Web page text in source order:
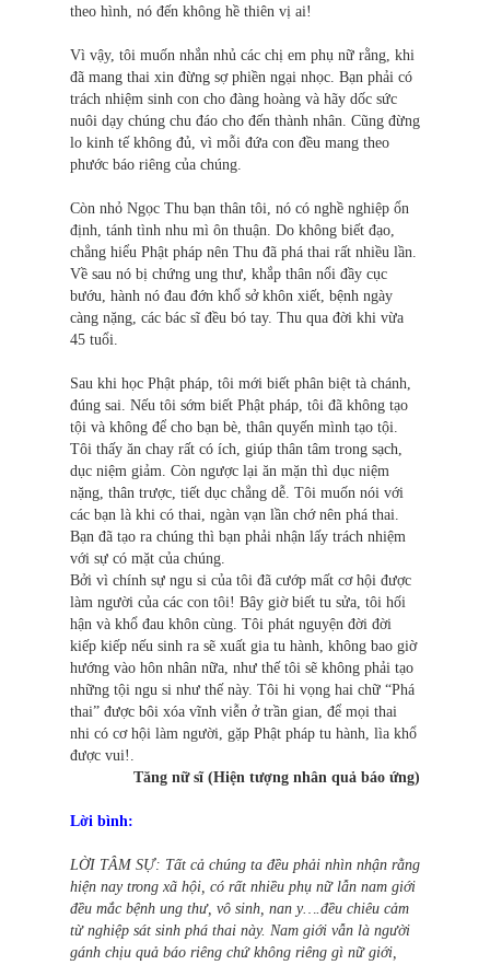
theo hình, nó đến không hề thiên vị ai!
Vì vậy, tôi muốn nhắn nhủ các chị em phụ nữ rằng, khi
đã mang thai xin đừng sợ phiền ngại nhọc. Bạn phải có
trách nhiệm sinh con cho đàng hoàng và hãy dốc sức
nuôi dạy chúng chu đáo cho đến thành nhân. Cũng đừng
lo kinh tế không đủ, vì mỗi đứa con đều mang theo
phước báo riêng của chúng.
Còn nhỏ Ngọc Thu bạn thân tôi, nó có nghề nghiệp ổn
định, tánh tình nhu mì ôn thuận. Do không biết đạo,
chẳng hiểu Phật pháp nên Thu đã phá thai rất nhiều lần.
Về sau nó bị chứng ung thư, khắp thân nổi đầy cục
bướu, hành nó đau đớn khổ sở khôn xiết, bệnh ngày
càng nặng, các bác sĩ đều bó tay. Thu qua đời khi vừa
45 tuổi.
Sau khi học Phật pháp, tôi mới biết phân biệt tà chánh,
đúng sai. Nếu tôi sớm biết Phật pháp, tôi đã không tạo
tội và không để cho bạn bè, thân quyến mình tạo tội.
Tôi thấy ăn chay rất có ích, giúp thân tâm trong sạch,
dục niệm giảm. Còn ngược lại ăn mặn thì dục niệm
nặng, thân trược, tiết dục chẳng dễ. Tôi muốn nói với
các bạn là khi có thai, ngàn vạn lần chớ nên phá thai.
Bạn đã tạo ra chúng thì bạn phải nhận lấy trách nhiệm
với sự có mặt của chúng.
Bởi vì chính sự ngu si của tôi đã cướp mất cơ hội được
làm người của các con tôi! Bây giờ biết tu sửa, tôi hối
hận và khổ đau khôn cùng. Tôi phát nguyện đời đời
kiếp kiếp nếu sinh ra sẽ xuất gia tu hành, không bao giờ
hướng vào hôn nhân nữa, như thế tôi sẽ không phải tạo
những tội ngu si như thế này. Tôi hi vọng hai chữ “Phá
thai” được bôi xóa vĩnh viễn ở trần gian, để mọi thai
nhi có cơ hội làm người, gặp Phật pháp tu hành, lìa khổ
được vui!.
Tăng nữ sĩ (Hiện tượng nhân quả báo ứng)
Lời bình:
LỜI TÂM SỰ: Tất cả chúng ta đều phải nhìn nhận rằng
hiện nay trong xã hội, có rất nhiều phụ nữ lẫn nam giới
đều mắc bệnh ung thư, vô sinh, nan y….đều chiêu cảm
từ nghiệp sát sinh phá thai này. Nam giới vẫn là người
gánh chịu quả báo riêng chứ không riêng gì nữ giới,